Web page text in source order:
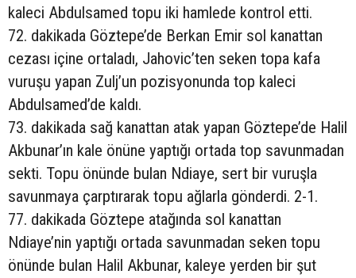
kaleci Abdulsamed topu iki hamlede kontrol etti.
72. dakikada Göztepe’de Berkan Emir sol kanattan
cezası içine ortaladı, Jahovic’ten seken topa kafa
vuruşu yapan Zulj’un pozisyonunda top kaleci
Abdulsamed’de kaldı.
73. dakikada sağ kanattan atak yapan Göztepe’de Halil
Akbunar’ın kale önüne yaptığı ortada top savunmadan
sekti. Topu önünde bulan Ndiaye, sert bir vuruşla
savunmaya çarptırarak topu ağlarla gönderdi. 2-1.
77. dakikada Göztepe atağında sol kanattan
Ndiaye’nin yaptığı ortada savunmadan seken topu
önünde bulan Halil Akbunar, kaleye yerden bir şut